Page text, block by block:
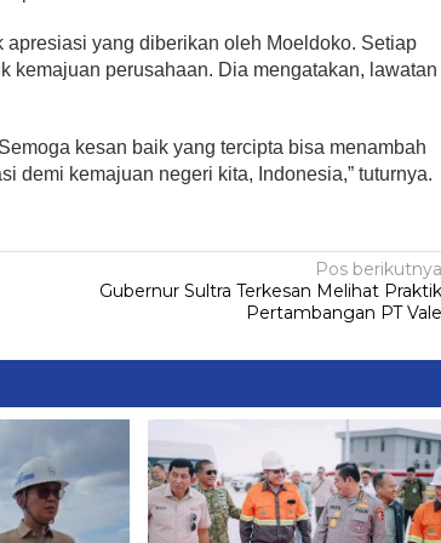
yang diberikan oleh Moeldoko. Setiap
kemajuan perusahaan. Dia mengatakan, lawatan
kesan baik yang tercipta bisa menambah
demi kemajuan negeri kita, Indonesia,” tuturnya.
Pos berikutnya
Gubernur Sultra Terkesan Melihat Praktik
Pertambangan PT Vale